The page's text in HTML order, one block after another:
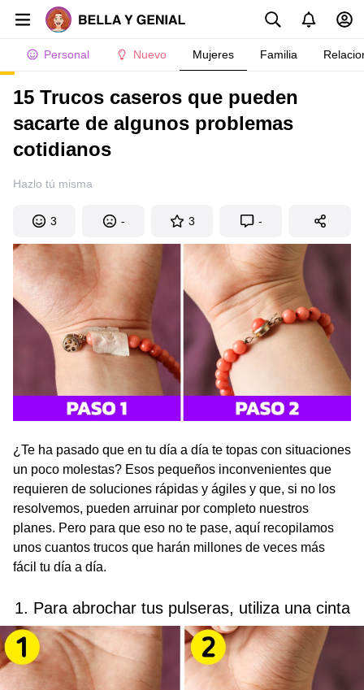
Personal Nuevo Mujeres Familia
15 Trucos caseros que pueden
sacarte de algunos problemas
cotidianos
Hazlo tú misma
3 - 3 -
¿Te ha pasado que en tu día a día te topas con situaciones
un poco molestas? Esos pequeños inconvenientes que
requieren de soluciones rápidas y ágiles y que, si no los
resolvemos, pueden arruinar por completo nuestros
planes. Pero para que eso no te pase, aquí recopilamos
unos cuantos trucos que harán millones de veces más
fácil tu día a día.
1. Para abrochar tus pulseras, utiliza una cinta